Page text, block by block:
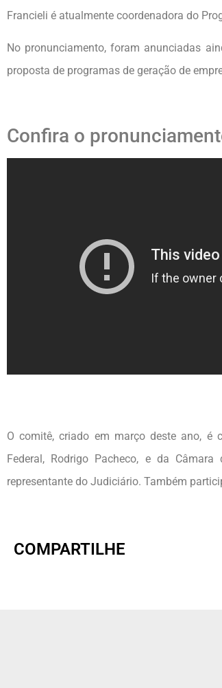
Francieli é atualmente coordenadora do
No pronunciamento, foram anunciadas
proposta de programas de geração de
Confira o
O comitê, criado em março deste ano, é
Federal, Rodrigo Pacheco, e da
representante do Judiciário. Também
COMPARTILHE